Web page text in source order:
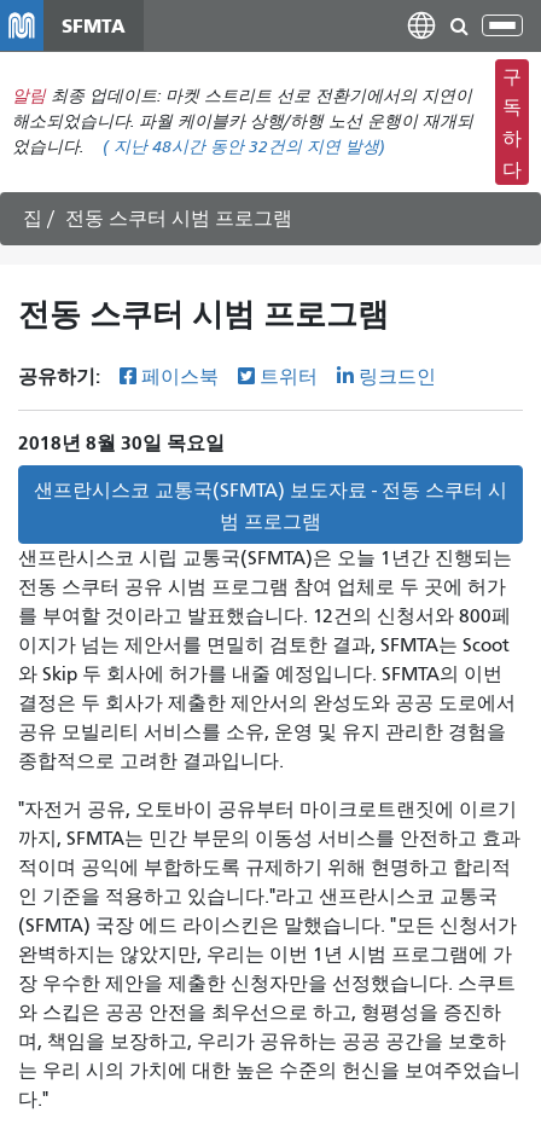
텐
츠
로
건
너
뛰
SFMTA
탐
색
메
뉴
전
환
알림 최종 업데이트: 마켓 스트리트 선로 전환기에서의 지연이
해소되었습니다. 파월 케이블카 상행/하행 노선 운행이 재개되
었습니다.
( 지난 48시간 동안32건의 지연 발생)
구
독
하
다
집 전동 스쿠터 시범 프로그램
전동 스쿠터 시범 프로그램
공유하기: 페이스북 트위터 링크드인
2018년 8월 30일 목요일
샌프란시스코 교통국(SFMTA) 보도자료 - 전동 스쿠터 시
범 프로그램
샌프란시스코 시립 교통국(SFMTA)은 오늘 1년간 진행되는
전동 스쿠터 공유 시범 프로그램 참여 업체로 두 곳에 허가
를 부여할 것이라고 발표했습니다. 12건의 신청서와 800페
이지가 넘는 제안서를 면밀히 검토한 결과, SFMTA는 Scoot
와 Skip 두 회사에 허가를 내줄 예정입니다. SFMTA의 이번
결정은 두 회사가 제출한 제안서의 완성도와 공공 도로에서
공유 모빌리티 서비스를 소유, 운영 및 유지 관리한 경험을
종합적으로 고려한 결과입니다.
"자전거 공유, 오토바이 공유부터 마이크로트랜짓에 이르기
까지, SFMTA는 민간 부문의 이동성 서비스를 안전하고 효과
적이며 공익에 부합하도록 규제하기 위해 현명하고 합리적
인 기준을 적용하고 있습니다."라고 샌프란시스코 교통국
(SFMTA) 국장 에드 라이스킨은 말했습니다. "모든 신청서가
완벽하지는 않았지만, 우리는 이번 1년 시범 프로그램에 가
장 우수한 제안을 제출한 신청자만을 선정했습니다. 스쿠트
와 스킵은 공공 안전을 최우선으로 하고, 형평성을 증진하
며, 책임을 보장하고, 우리가 공유하는 공공 공간을 보호하
는 우리 시의 가치에 대한 높은 수준의 헌신을 보여주었습니
다."